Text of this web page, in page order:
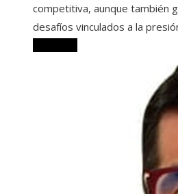
competitiva, aunque también
desafíos vinculados a la